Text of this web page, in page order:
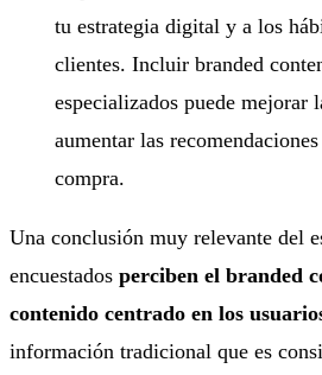
tu estrategia digital y a los
clientes. Incluir branded
especializados puede mejorar
aumentar las
compra.
Una conclusión muy relevante del
encuestados perciben el branded
contenido centrado en los
información tradicional que es